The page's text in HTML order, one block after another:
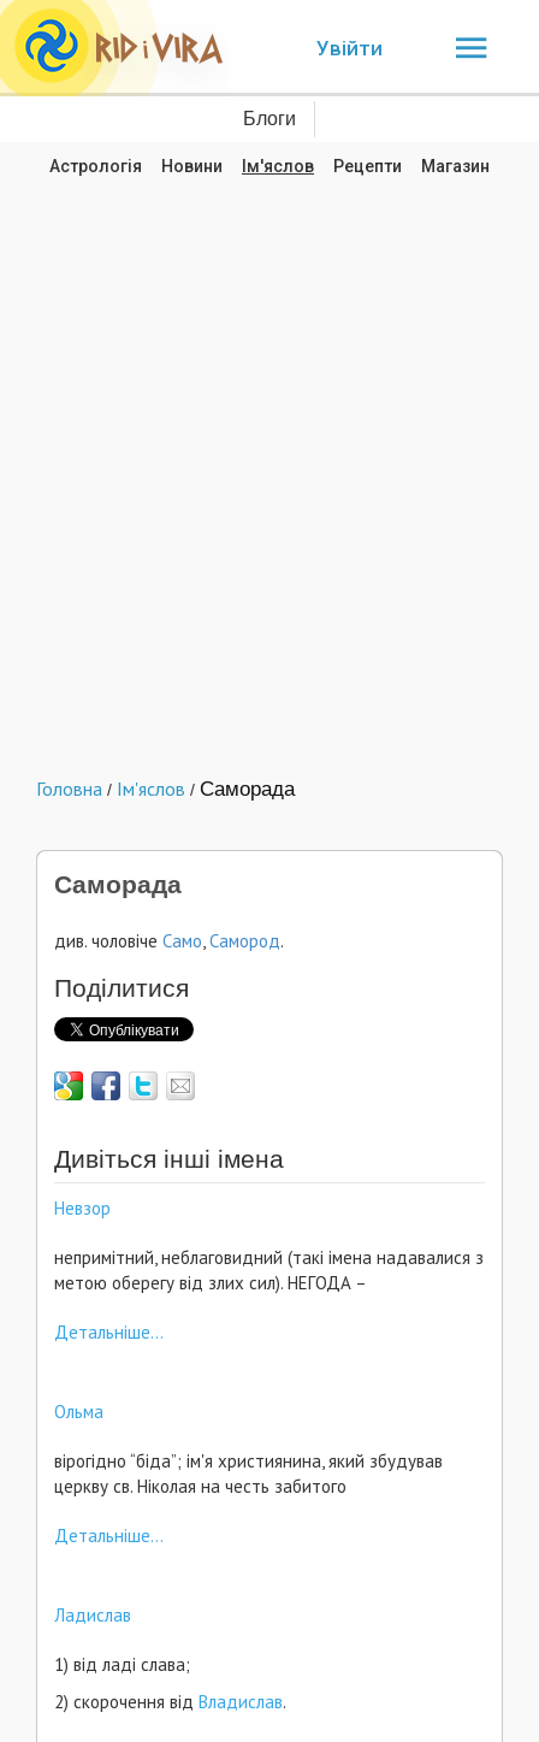
Увійти
Блоги
Астрологія Новини Ім'яслов Рецепти Магазин
Головна / Ім'яслов / Саморада
Саморада
див. чоловіче Само,Самород.
Поділитися
Дивіться інші імена
Невзор
непримітний, неблаговидний (такі імена надавалися з
метою оберегу від злих сил). НЕГОДА –
Детальніше...
Ольма
вірогідно “біда”; ім'я християнина, який збудував
церкву св. Ніколая на честь забитого
Детальніше...
Ладислав
1) від ладі слава;
2) скорочення від Владислав.